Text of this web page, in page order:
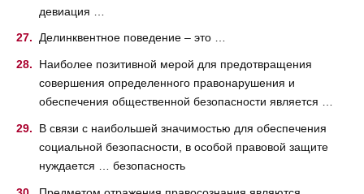
девиация …
Делинквентное поведение – это …
Наиболее позитивной мерой для предотвращения
совершения определенного правонарушения и
обеспечения общественной безопасности является …
В связи с наибольшей значимостью для обеспечения
социальной безопасности, в особой правовой защите
нуждается … безопасность